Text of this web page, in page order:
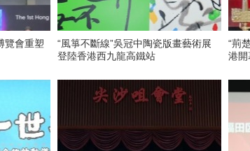
覽會重塑
“風箏不斷線”吳冠中陶瓷版畫藝術展
登陸香港西九龍高鐵站
“荊
港開